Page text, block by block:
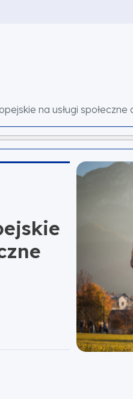
na usługi społeczne